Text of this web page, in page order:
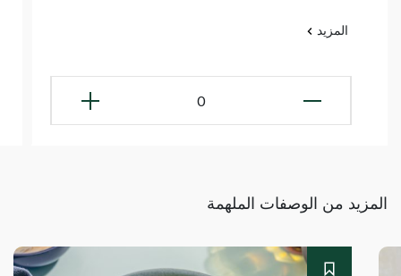
المزيد
0
المزيد من الوصفات الملهمة